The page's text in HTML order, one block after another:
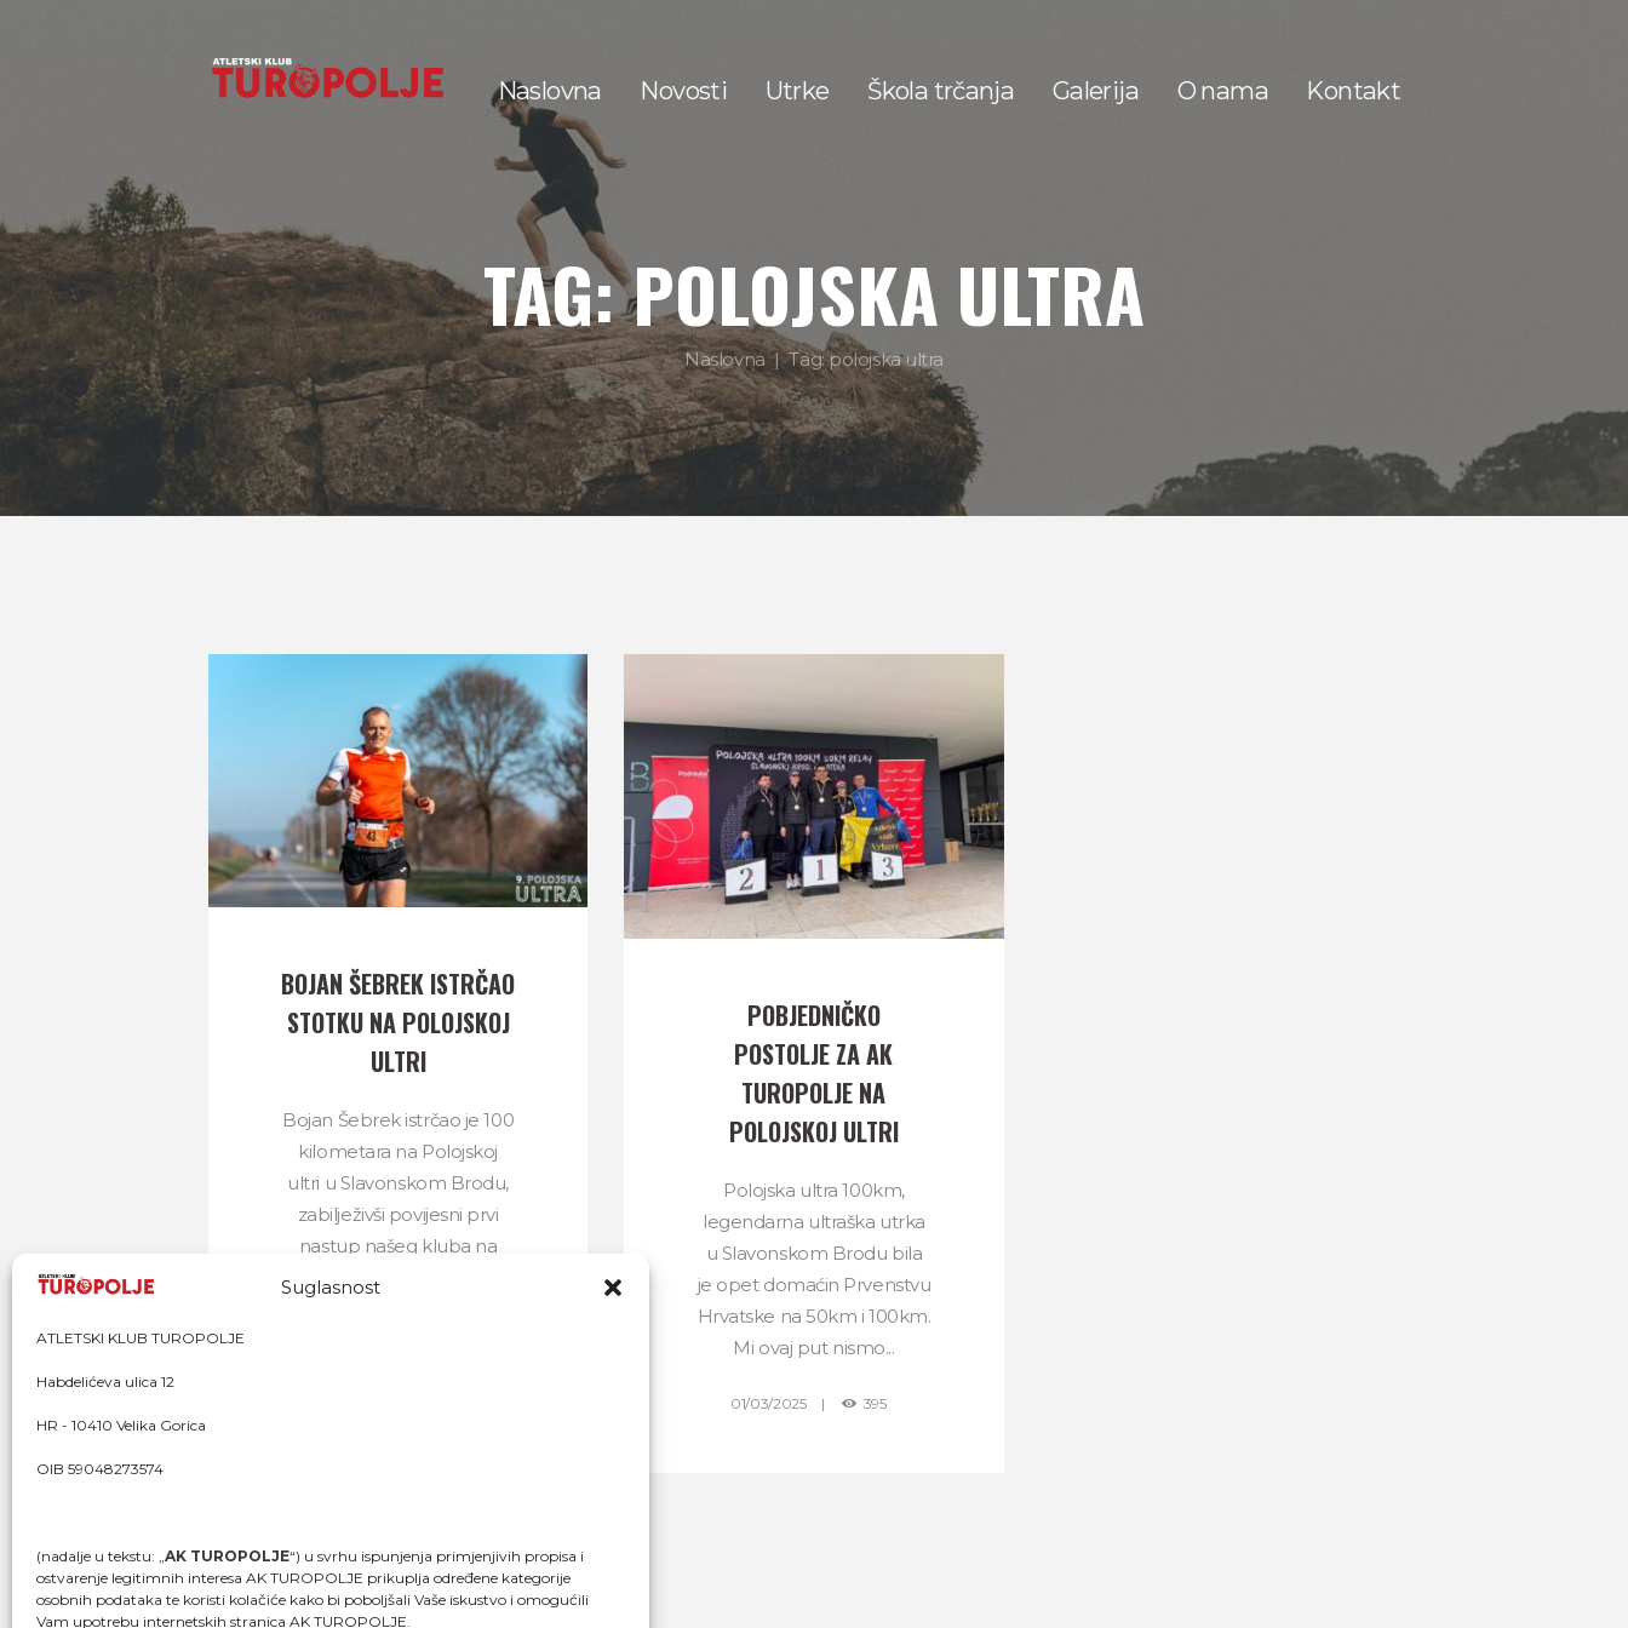
Suglasnost
ATLETSKI KLUB TUROPOLJE
Habdelićeva ulica 12
HR - 10410 Velika Gorica
OIB 59048273574
(nadalje u tekstu: „AK TUROPOLJE“) u svrhu ispunjenja primjenjivih propisa i
ostvarenje legitimnih interesa AK TUROPOLJE prikuplja određene kategorije
osobnih podataka te koristi kolačiće kako bi poboljšali Vaše iskustvo i omogućili
Vam upotrebu internetskih stranica AK TUROPOLJE.
Naslovna Novosti Utrke Škola trčanja Galerija O nama Kontakt
TAG: POLOJSKA ULTRA
Naslovna Tag: polojska ultra
BOJAN ŠEBREK ISTRČAO
STOTKU NA POLOJSKOJ
ULTRI
Bojan Šebrek istrčao je 100
kilometara na Polojskoj
ultri u Slavonskom Brodu,
zabilježivši povijesni prvi
nastup našeg kluba na
Prvenstvu...
POBJEDNIČKO
POSTOLJE ZA AK
TUROPOLJE NA
POLOJSKOJ ULTRI
Polojska ultra 100km,
legendarna ultraška utrka
u Slavonskom Brodu bila
je opet domaćin Prvenstvu
Hrvatske na 50km i 100km.
Mi ovaj put nismo...
01/03/2025 395